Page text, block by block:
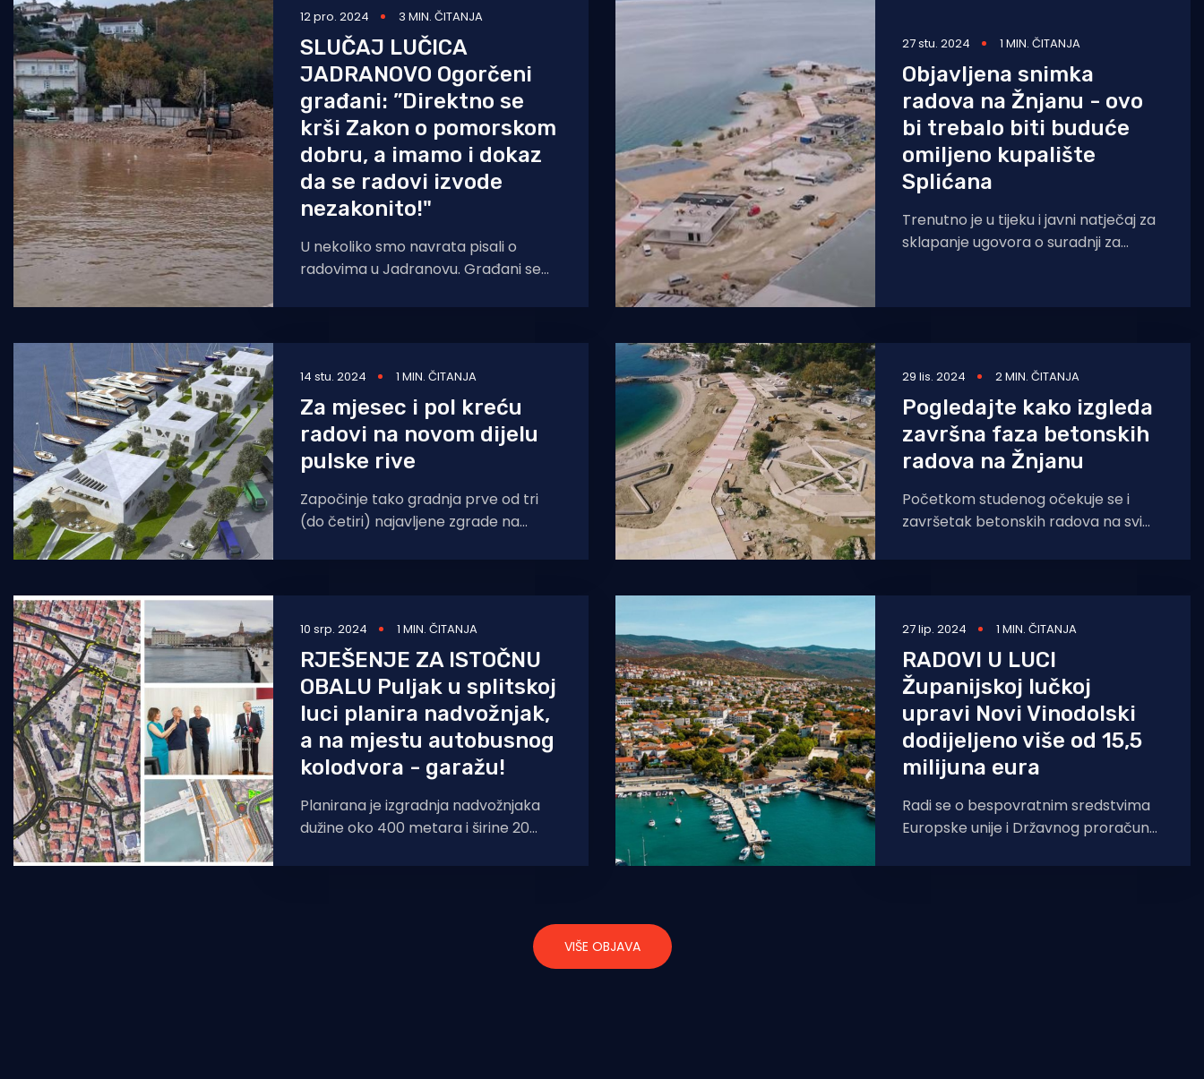
12 pro. 2024 3 MIN. ČITANJA
SLUČAJ LUČICA
JADRANOVO Ogorčeni
građani: ”Direktno se
krši Zakon o pomorskom
dobru, a imamo i dokaz
da se radovi izvode
nezakonito!"
U nekoliko smo navrata pisali o
radovima u Jadranovu. Građani se
projekt
27 stu. 2024 1 MIN. ČITANJA
Objavljena snimka
radova na Žnjanu - ovo
bi trebalo biti buduće
omiljeno kupalište
Splićana
Trenutno je u tijeku i javni natječaj za
sklapanje ugovora o suradnji za
14 stu. 2024 1 MIN. ČITANJA
Za mjesec i pol kreću
radovi na novom dijelu
pulske rive
Započinje tako gradnja prve od tri
(do četiri) najavljene zgrade na
U prvoj zgradi po
29 lis. 2024 2 MIN. ČITANJA
Pogledajte kako izgleda
završna faza betonskih
radova na Žnjanu
Početkom studenog očekuje se i
završetak betonskih radova na svim
Većina manjih objekata je ili završena
10 srp. 2024 1 MIN. ČITANJA
RJEŠENJE ZA ISTOČNU
OBALU Puljak u splitskoj
luci planira nadvožnjak,
a na mjestu autobusnog
kolodvora - garažu!
Planirana je izgradnja nadvožnjaka
dužine oko 400 metara i širine 20
eura, a
27 lip. 2024 1 MIN. ČITANJA
RADOVI U LUCI
Županijskoj lučkoj
upravi Novi Vinodolski
dodijeljeno više od 15,5
milijuna eura
Radi se o bespovratnim sredstvima
Europske unije i Državnog proračuna,
eura - do
VIŠE OBJAVA